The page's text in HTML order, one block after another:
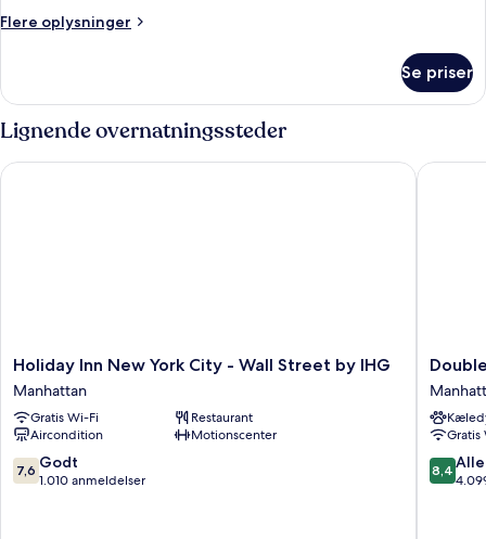
Flere oplysninger
Flere
Se priser
Lignende overnatningssteder
Holiday
Inn
New
York
City
-
Wall
Holiday Inn New York City - Wall Street by IHG
Manhattan
Gratis Wi-Fi
Restaurant
Aircondition
Motionscenter
7.6
ud
7,6 Godt
1.010 anmeldelser
Holiday Inn New York City - Wall Street by IHG
by
Hilton
New
YorkGratis
8.4
ud
8,4